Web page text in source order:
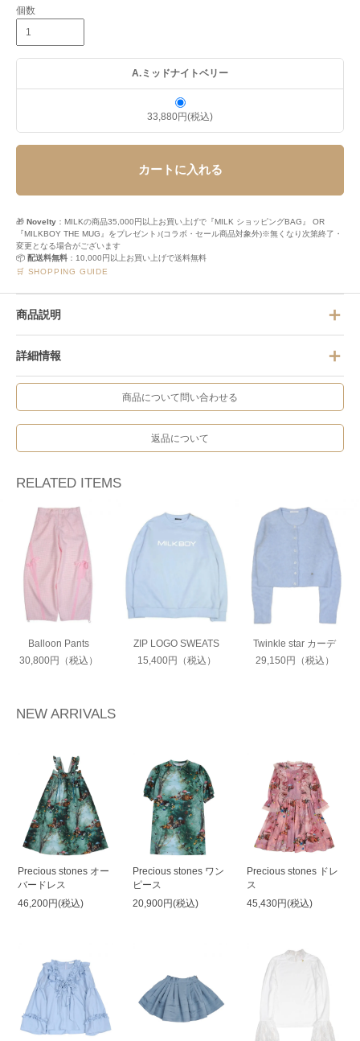
個数
A.ミッドナイトベリー
33,880円(税込)
カートに入れる
🎁 Novelty ：MILKの商品35,000円以上お買い上げで『MILK ショッピングBAG』 OR
『MILKBOY THE MUG』をプレゼント♪(コラボ・セール商品対象外)※無くなり次第終了・
変更となる場合がございます
📦 配送料無料 ：10,000円以上お買い上げで送料無料
🛒 SHOPPING GUIDE
商品説明
詳細情報
商品について問い合わせる
返品について
RELATED ITEMS
Balloon Pants
30,800円（税込）
ZIP LOGO SWEATS
15,400円（税込）
Twinkle star カーデ
29,150円（税込）
NEW ARRIVALS
Precious stones オー
バードレス
46,200円(税込)
Precious stones ワン
ピース
20,900円(税込)
Precious stones ドレ
ス
45,430円(税込)